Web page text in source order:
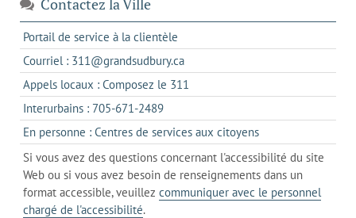
Portail de service à la clientèle
dans
un
nouvel
Courriel : 311@grandsudbury.cas'ouvre
dans
votre
de
messagerie
Appels locaux : Composez le 311
dans
un
client
de
votre
téléphone
Interurbains : 705-671-2489s'ouvre
dans
un
client
de
votre
En personne : Centres de services aux citoyenss'ouvre
dans
l'onglet
actuel
Si vous avez des questions concernant l'accessibilité du site
Web ou si vous avez besoin de renseignements dans un
format accessible, veuillez communiquer avec le personnel
chargé de l'accessibilité.